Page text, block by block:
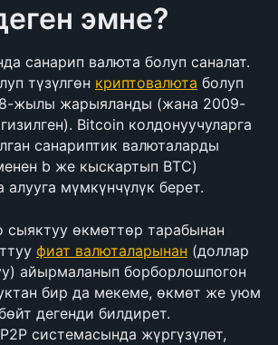
эмне?
санарип валюта болуп саналат.
түзүлгөн криптовалюта болуп
жылы жарыяланды (жана 2009-
Bitcoin колдонуучуларга
санариптик валюталарды
b же кыскартып BTC)
мүмкүнчүлүк берет.
өкмөттөр тарабынан
фиат валюталарынан (доллар
айырмаланып борборлошпогон
бир да мекеме, өкмөт же уюм
дегенди билдирет.
системасында жүргүзүлөт,